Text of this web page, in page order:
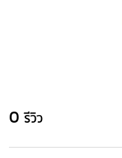
0 รีวิว